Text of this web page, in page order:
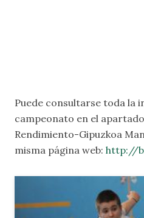
Puede consultarse toda la
campeonato en el apartado
Rendimiento-Gipuzkoa
misma página web: http://